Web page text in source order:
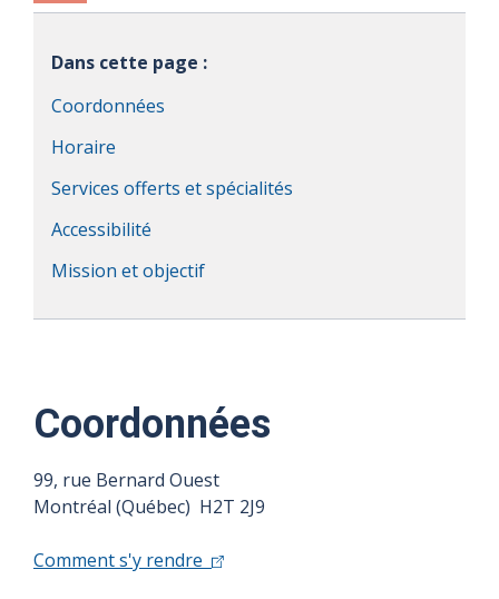
Dans cette page :
Coordonnées
Horaire
Services offerts et spécialités
Accessibilité
Mission et objectif
Coordonnées
99, rue Bernard Ouest
Montréal (Québec) H2T 2J9
Comment s'y rendre